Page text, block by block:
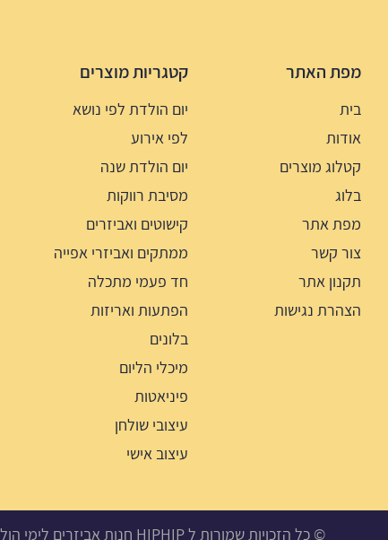
מפת האתר
בית
אודות
קטלוג מוצרים
בלוג
מפת אתר
צור קשר
תקנון אתר
הצהרת נגישות
קטגריות מוצרים
יום הולדת לפי נושא
לפי אירוע
יום הולדת שנה
מסיבת רווקות
קישוטים ואביזרים
ממתקים ואביזרי אפייה
חד פעמי מתכלה
הפתעות ואריזות
בלונים
מיכלי הליום
פיניאטות
עיצובי שולחן
עיצוב אישי
© כל הזכויות שמורות ל HIPHIP חנות אביזרים לימי הולדת, מסיבות ואירועים